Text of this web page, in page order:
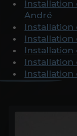
Installation
André
Installation
Installation
Installation
Installation
Installation